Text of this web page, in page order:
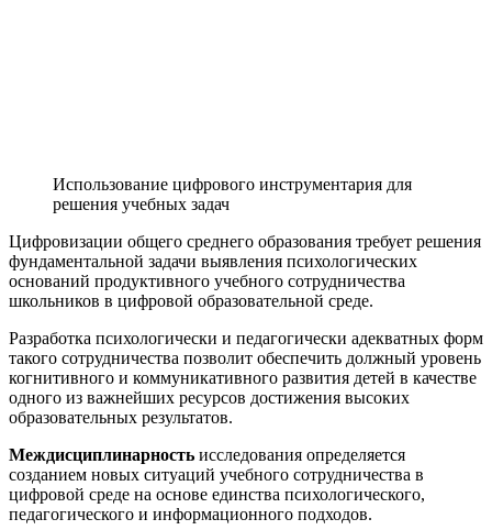
Использование цифрового инструментария для
решения учебных задач
Цифровизации общего среднего образования требует решения
фундаментальной задачи выявления психологических
оснований продуктивного учебного сотрудничества
школьников в цифровой образовательной среде.
Разработка психологически и педагогически адекватных форм
такого сотрудничества позволит обеспечить должный уровень
когнитивного и коммуникативного развития детей в качестве
одного из важнейших ресурсов достижения высоких
образовательных результатов.
Междисциплинарность исследования определяется
созданием новых ситуаций учебного сотрудничества в
цифровой среде на основе единства психологического,
педагогического и информационного подходов.